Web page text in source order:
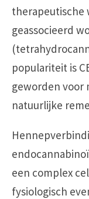
therapeutische
geassocieerd
populariteit is
geworden voor
natuurlijke
een complex
fysiologisch